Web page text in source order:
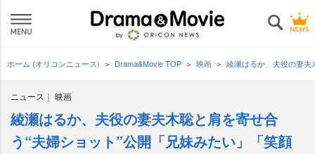
ホーム (オリコンニュース) Drama&Movie TOP 映画 綾瀬はるか、夫役の妻夫
ニュース 映画
綾瀬はるか、夫役の妻夫木聡と肩を寄せ合
う“夫婦ショット”公開「兄妹みたい」「笑顔